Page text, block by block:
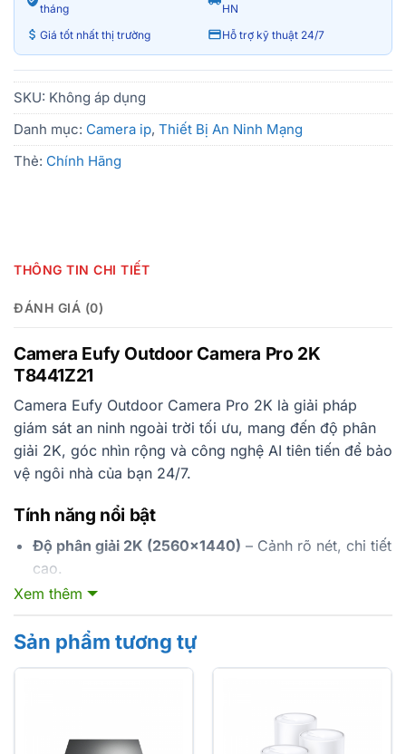
tháng
HN
Giá tốt nhất thị trường
Hỗ trợ kỹ thuật 24/7
SKU: Không áp dụng
Danh mục: Camera ip, Thiết Bị An Ninh Mạng
Thẻ: Chính Hãng
THÔNG TIN CHI TIẾT
ĐÁNH GIÁ (0)
Camera Eufy Outdoor Camera Pro 2K
T8441Z21
Camera Eufy Outdoor Camera Pro 2K là giải pháp
giám sát an ninh ngoài trời tối ưu, mang đến độ phân
giải 2K, góc nhìn rộng và công nghệ AI tiên tiến để bảo
vệ ngôi nhà của bạn 24/7.
Tính năng nổi bật
Độ phân giải 2K (2560×1440) – Cảnh rõ nét, chi tiết
cao.
Khẩu độ F2.0
Góc nhìn rộng 108° ngang / 57° dọc
bộ khu vực xung quanh.
Xem thêm
Sản phẩm tương tự